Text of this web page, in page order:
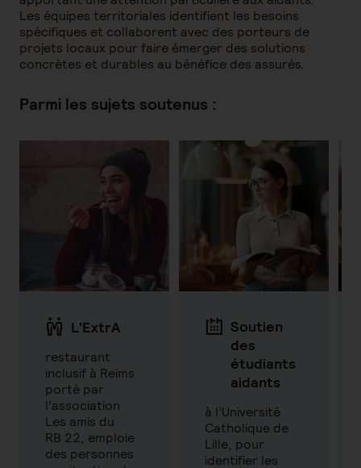
Les équipes territoriales identifient les besoins
spécifiques et collaborent avec des porteurs de
projets locaux pour faire émerger des solutions
concrètes et durables au bénéfice des assurés.
Parmi les sujets soutenus :
L'ExtrA
restaurant
inclusif à Reims
porté par
l’association
Les amis du
RB 22, emploie
des personnes
Soutien
des
étudiants
aidants
à l’Université
Catholique de
Lille, pour
identifier les